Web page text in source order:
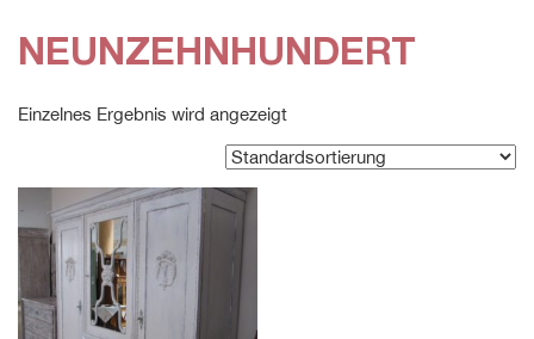
NEUNZEHNHUNDERT
Einzelnes Ergebnis wird angezeigt